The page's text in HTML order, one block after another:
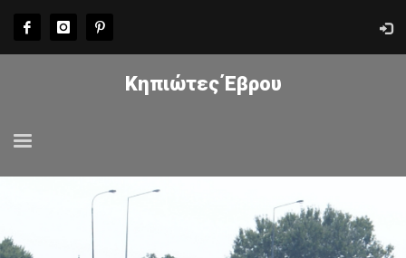
Κηπιώτες Έβρου